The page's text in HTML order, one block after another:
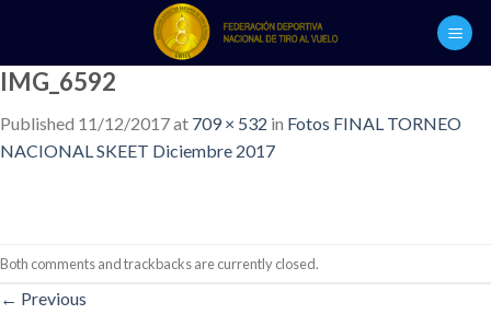
content
IMG_6592
Published 11/12/2017at 709 × 532 in Fotos FINAL TORNEO
NACIONAL SKEET Diciembre 2017
Both comments and trackbacks are currently closed.
← Previous